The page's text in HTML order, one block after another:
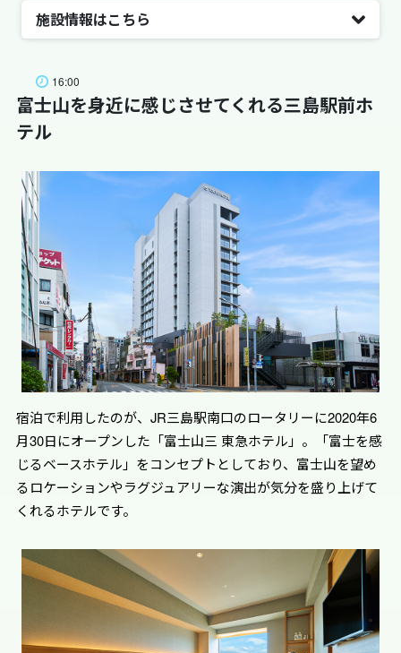
施設情報はこちら
三島スカイウォーク
住所
静岡県三島市笹原新田313
営業時間
9:00～17:00 ※イベント・天候などにより変更になる
ことあり
休業日
年中無休
入場料
大人1,100円、中高生500円、小学生200円 ※幼児無
変動あり
駐車場
普通車400台
なる可能性がございます。ご訪問の際は各施設のホー
ムページ等で最新の情報をご確認いただきますようお
願いいたします。
16:00
富士山を身近に感じさせてくれる三島駅前ホ
テル
宿泊で利用したのが、JR三島駅南口のロータリーに2020年6
月30日にオープンした「富士山三 東急ホテル」。「富士を感
じるベースホテル」をコンセプトとしており、富士山を望め
るロケーションやラグジュアリーな演出が気分を盛り上げて
くれるホテルです。